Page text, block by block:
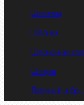
Шплинты
Шпонки
Шпоночная
Штифты
Латунный и